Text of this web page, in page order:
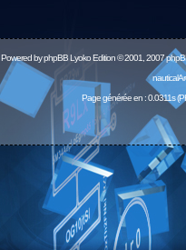
Powered byphpBBLyoko Edition © 2001, 2007
Page générée en : 0.0311s